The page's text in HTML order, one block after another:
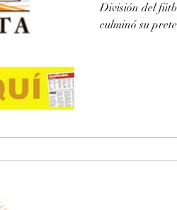
División del
culminó su